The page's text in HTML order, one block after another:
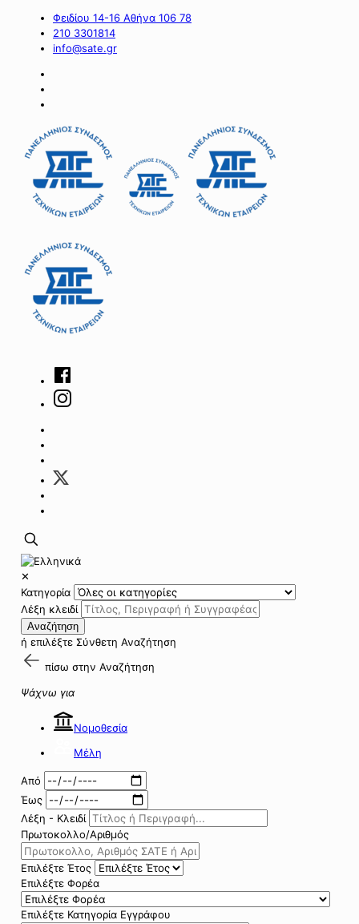
Φειδίου 14-16 Αθήνα 106 78
210 3301814
info@sate.gr
✕
Κατηγορία
Λέξη κλειδί
Αναζήτηση
ή επιλέξτε Σύνθετη Αναζήτηση
πίσω στην Αναζήτηση
Ψάχνω για
Νομοθεσία
Μέλη
Από
Έως
Λέξη - Κλειδί
Πρωτοκολλο/Αριθμός
Επιλέξτε Έτος
Επιλέξτε Φορέα
Επιλέξτε Κατηγορία Εγγράφου